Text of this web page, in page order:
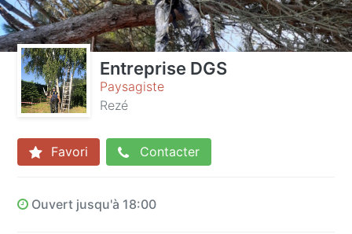
Entreprise DGS
Paysagiste
Rezé
Favori Contacter
Ouvert jusqu'à 18:00